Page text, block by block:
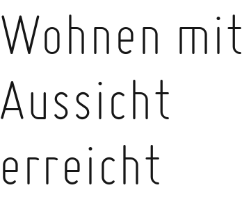
Wohnen mit
Aussicht
erreicht